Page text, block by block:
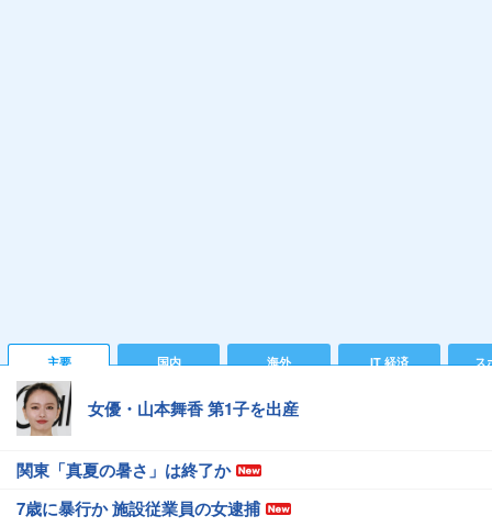
主要 国内 海外 IT 経済 ス
女優・山本舞香 第1子を出産
関東「真夏の暑さ」は終了か
7歳に暴行か 施設従業員の女逮捕